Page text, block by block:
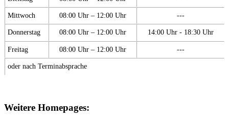
Mittwoch 08:00 Uhr – 12:00 Uhr ---
Donnerstag 08:00 Uhr – 12:00 Uhr 14:00 Uhr - 18:30 Uhr
Freitag 08:00 Uhr – 12:00 Uhr ---
oder nach Terminabsprache
Weitere Homepages: